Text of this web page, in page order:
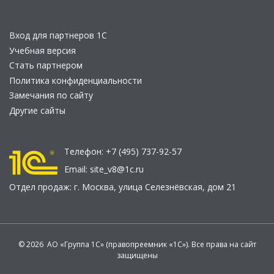
Вход для партнеров 1С
Учебная версия
Стать партнером
Политика конфиденциальности
Замечания по сайту
Другие сайты
Телефон: +7 (495) 737-92-57
Email: site_v8@1c.ru
Отдел продаж: г. Москва, улица Селезнёвская, дом 21
© 2026 АО «Группа 1С» (правопреемник «1С»). Все права на сайт
защищены